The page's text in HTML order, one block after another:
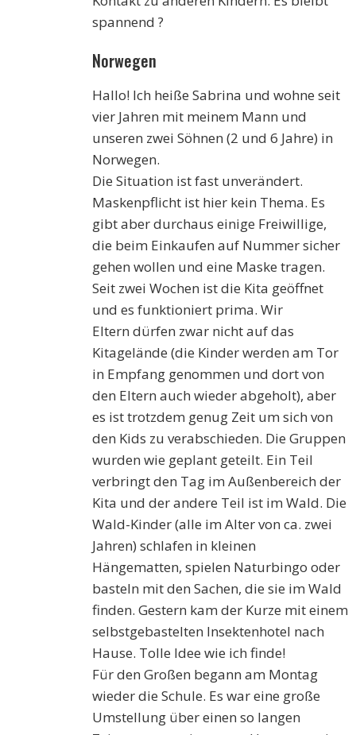
spannend ?
Norwegen
Hallo! Ich heiße Sabrina und wohne seit
vier Jahren mit meinem Mann und
unseren zwei Söhnen (2 und 6 Jahre) in
Norwegen.
Die Situation ist fast unverändert.
Maskenpflicht ist hier kein Thema. Es
gibt aber durchaus einige Freiwillige,
die beim Einkaufen auf Nummer sicher
gehen wollen und eine Maske tragen.
Seit zwei Wochen ist die Kita geöffnet
und es funktioniert prima. Wir
Eltern dürfen zwar nicht auf das
Kitagelände (die Kinder werden am Tor
in Empfang genommen und dort von
den Eltern auch wieder abgeholt), aber
es ist trotzdem genug Zeit um sich von
den Kids zu verabschieden. Die Gruppen
wurden wie geplant geteilt. Ein Teil
verbringt den Tag im Außenbereich der
Kita und der andere Teil ist im Wald. Die
Wald-Kinder (alle im Alter von ca. zwei
Jahren) schlafen in kleinen
Hängematten, spielen Naturbingo oder
basteln mit den Sachen, die sie im Wald
finden. Gestern kam der Kurze mit einem
selbstgebastelten Insektenhotel nach
Hause. Tolle Idee wie ich finde!
Für den Großen begann am Montag
wieder die Schule. Es war eine große
Umstellung über einen so langen